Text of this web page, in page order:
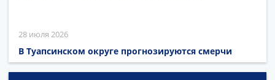
28 июля 2026
В Туапсинском округе прогнозируются смерчи